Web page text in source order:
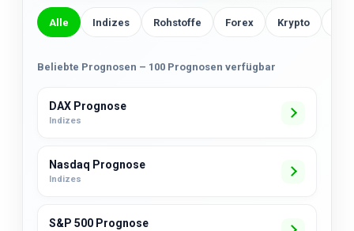
Alle Indizes Rohstoffe Forex Krypto
Beliebte Prognosen – 100 Prognosen verfügbar
DAX Prognose
Indizes
Nasdaq Prognose
Indizes
S&P 500 Prognose